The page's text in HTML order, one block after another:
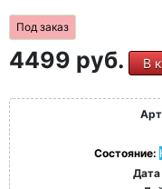
Под заказ
4499 руб. В
Состояние:
Дата